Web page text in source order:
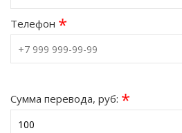
Телефон *
Сумма перевода, руб: *